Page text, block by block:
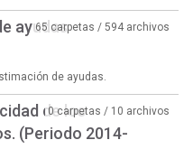
ayudas
65 carpetas / 594 archivos
de ayudas.
de los
(Periodo 2014-
0 carpetas / 10 archivos